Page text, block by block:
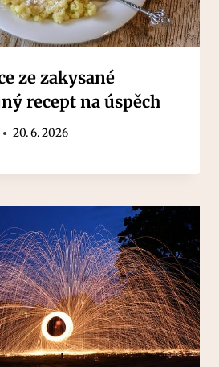
ze zakysané
recept na úspěch
20. 6. 2026